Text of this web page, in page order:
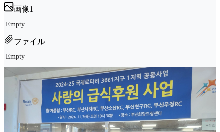
画像1
Empty
ファイル
Empty